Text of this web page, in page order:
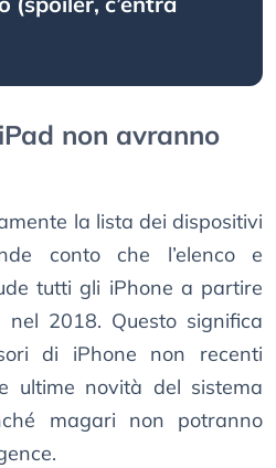
non avranno
la lista dei dispositivi
conto che l’elenco e
tutti gli iPhone a partire
nel 2018. Questo significa
di iPhone non recenti
ultime novità del sistema
magari non potranno